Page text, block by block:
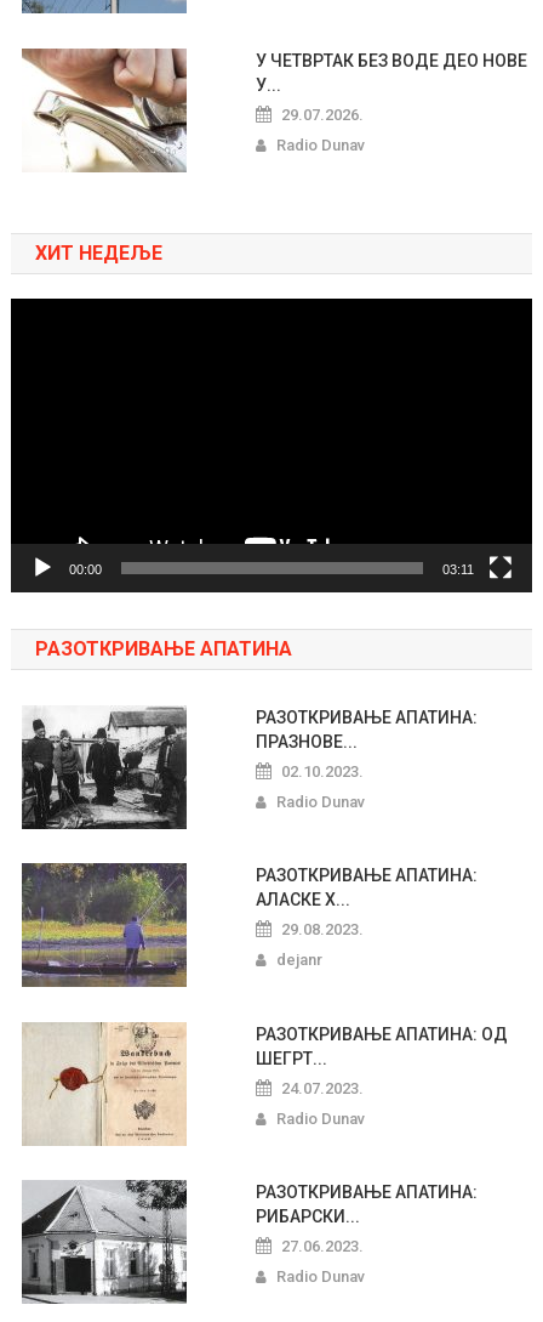
У ЧЕТВРТАК БЕЗ ВОДЕ ДЕО НОВЕ
У...
29.07.2026.
Radio Dunav
ХИТ НЕДЕЉЕ
00:00 03:11
РАЗОТКРИВАЊЕ АПАТИНА
РАЗОТКРИВАЊЕ АПАТИНА:
ПРАЗНОВЕ...
02.10.2023.
Radio Dunav
РАЗОТКРИВАЊЕ АПАТИНА:
АЛАСКЕ Х...
29.08.2023.
dejanr
РАЗОТКРИВАЊЕ АПАТИНА: ОД
ШЕГРТ...
24.07.2023.
Radio Dunav
РАЗОТКРИВАЊЕ АПАТИНА:
РИБАРСКИ...
27.06.2023.
Radio Dunav